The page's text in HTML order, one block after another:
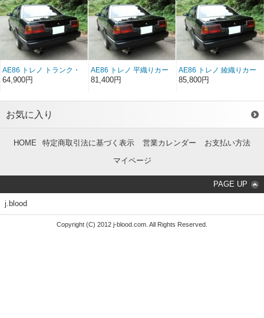
AE86 トレノ トランク・
ストリート FRP （2ド
64,900円
AE86 トレノ 平織りカー
ボン トランク ストリート
81,400円
AE86 トレノ 綾織りカー
ボン トランク ストリート
85,800円
お気に入り
HOME 特定商取引法に基づく表示 営業カレンダー
お支払い方法
マイページ
PAGE UP
j.blood
Copyright (C) 2012 j-blood.com. All Rights Reserved.